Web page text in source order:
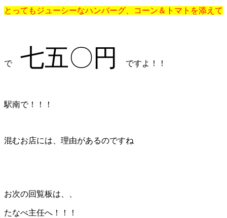
とってもジューシーなハンバーグ、コーン＆トマトを添えて
で 七五〇円 ですよ！！
駅南で！！！
混むお店には、理由があるのですね
お次の回覧板は、、
たなべ主任へ！！！